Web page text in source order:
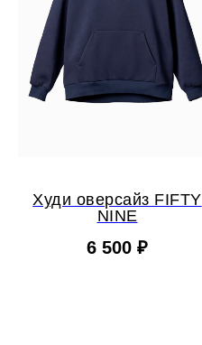
Худи оверсайз FIFTY
NINE
6 500 ₽